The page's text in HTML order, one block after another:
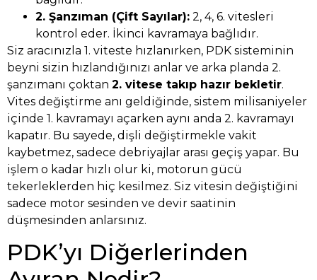
2. Şanzıman (Çift Sayılar): 2, 4, 6. vitesleri
kontrol eder. İkinci kavramaya bağlıdır.
Siz aracınızla 1. viteste hızlanırken, PDK sisteminin
beyni sizin hızlandığınızı anlar ve arka planda 2.
şanzımanı çoktan 2. vitese takıp hazır bekletir.
Vites değiştirme anı geldiğinde, sistem milisaniyeler
içinde 1. kavramayı açarken aynı anda 2. kavramayı
kapatır. Bu sayede, dişli değiştirmekle vakit
kaybetmez, sadece debriyajlar arası geçiş yapar. Bu
işlem o kadar hızlı olur ki, motorun gücü
tekerleklerden hiç kesilmez. Siz vitesin değiştiğini
sadece motor sesinden ve devir saatinin
düşmesinden anlarsınız.
PDK’yı Diğerlerinden